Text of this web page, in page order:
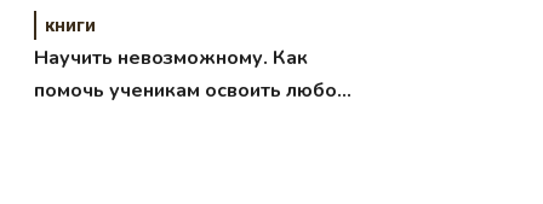
книги
Научить невозможному. Как
помочь ученикам освоить любой